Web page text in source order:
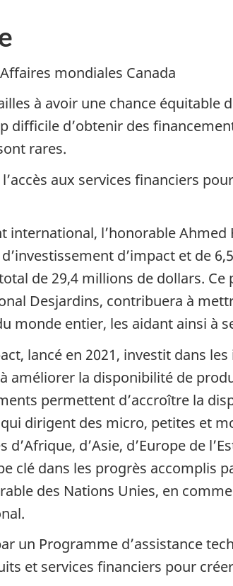
mondiales Canada
à avoir une chance équitable
d’obtenir des
rares.
aux services financiers
l’honorable
d’impact et de
de 29,4 millions de dollars. Ce
Desjardins, contribuera à
monde entier, les aidant ainsi à
lancé en 2021, investit dans
améliorer la disponibilité de
permettent d’accroître la
dirigent des micro, petites et
d’Asie, d’Europe de
clé dans les progrès accomplis
des Nations Unies, en
un Programme d’assistance
et services financiers pour